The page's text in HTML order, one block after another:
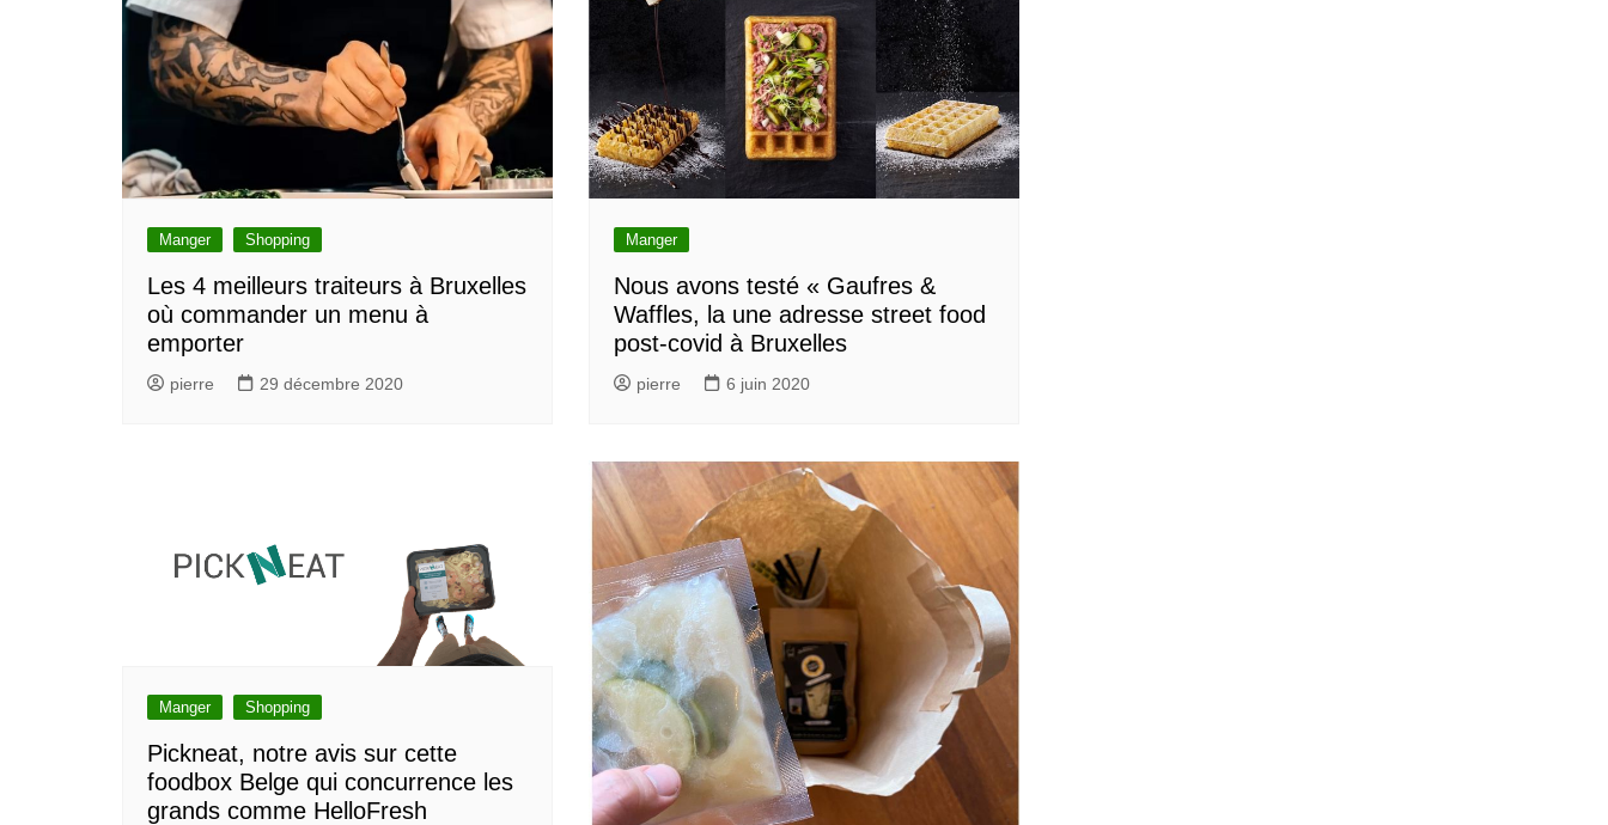
Manger Shopping
Les 4 meilleurs traiteurs à Bruxelles
où commander un menu à
emporter
pierre 29 décembre 2020
Manger
Nous avons testé « Gaufres &
Waffles, la une adresse street food
post-covid à Bruxelles
pierre 6 juin 2020
Manger Shopping
Pickneat, notre avis sur cette
foodbox Belge qui concurrence les
grands comme HelloFresh